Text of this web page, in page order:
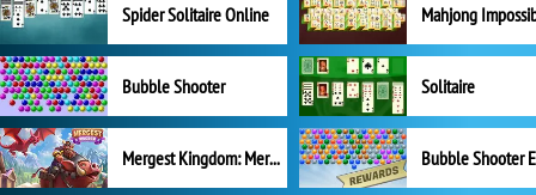
Spider Solitaire Online Mahjong
Bubble Shooter Solitaire
Mergest Kingdom: Merge Puzzle